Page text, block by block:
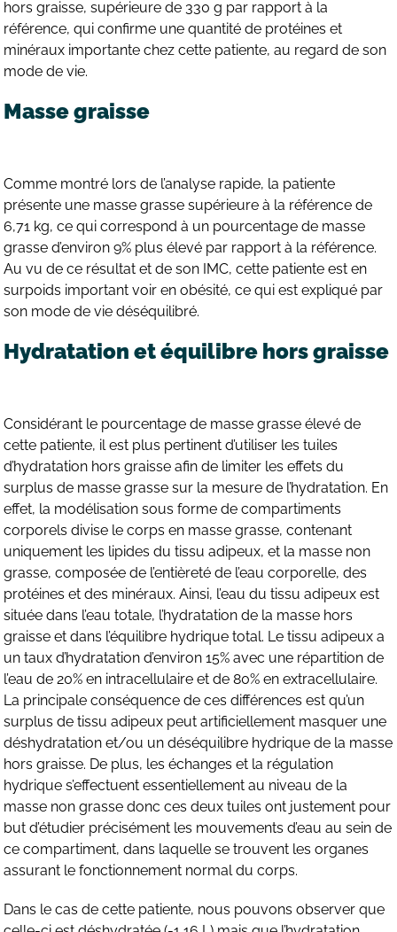
hors graisse, supérieure de 330 g par rapport à la
référence, qui confirme une quantité de protéines et
minéraux importante chez cette patiente, au regard de son
mode de vie.
Masse graisse
Comme montré lors de l’analyse rapide, la patiente
présente une masse grasse supérieure à la référence de
6,71 kg, ce qui correspond à un pourcentage de masse
grasse d’environ 9% plus élevé par rapport à la référence.
Au vu de ce résultat et de son IMC, cette patiente est en
surpoids important voir en obésité, ce qui est expliqué par
son mode de vie déséquilibré.
Hydratation et équilibre hors graisse
Considérant le pourcentage de masse grasse élevé de
cette patiente, il est plus pertinent d’utiliser les tuiles
d’hydratation hors graisse afin de limiter les effets du
surplus de masse grasse sur la mesure de l’hydratation. En
effet, la modélisation sous forme de compartiments
corporels divise le corps en masse grasse, contenant
uniquement les lipides du tissu adipeux, et la masse non
grasse, composée de l’entièreté de l’eau corporelle, des
protéines et des minéraux. Ainsi, l’eau du tissu adipeux est
située dans l’eau totale, l’hydratation de la masse hors
graisse et dans l’équilibre hydrique total. Le tissu adipeux a
un taux d’hydratation d’environ 15% avec une répartition de
l’eau de 20% en intracellulaire et de 80% en extracellulaire.
La principale conséquence de ces différences est qu’un
surplus de tissu adipeux peut artificiellement masquer une
déshydratation et/ou un déséquilibre hydrique de la masse
hors graisse. De plus, les échanges et la régulation
hydrique s’effectuent essentiellement au niveau de la
masse non grasse donc ces deux tuiles ont justement pour
but d’étudier précisément les mouvements d’eau au sein de
ce compartiment, dans laquelle se trouvent les organes
assurant le fonctionnement normal du corps.
Dans le cas de cette patiente, nous pouvons observer que